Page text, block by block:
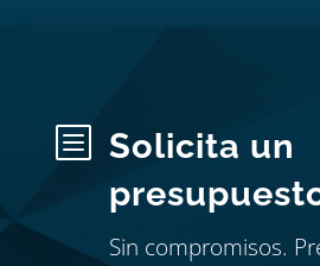
b
Solicita un
Sin compromisos.